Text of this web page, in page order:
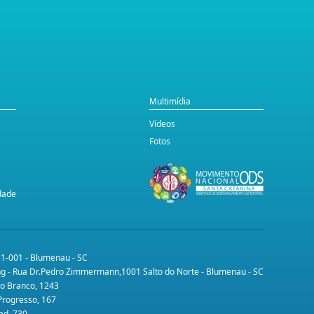
Multimídia
Vídeos
Fotos
001 - Blumenau - SC
- Rua Dr.Pedro Zimmermann,1001 Salto do Norte - Blumenau - SC
Branco, 1243
167